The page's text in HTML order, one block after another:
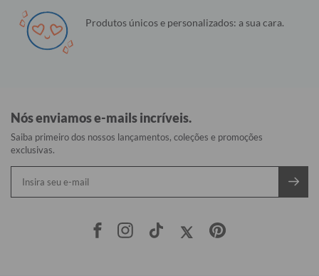
Produtos únicos e personalizados: a sua cara.
Nós enviamos e-mails incríveis.
Saiba primeiro dos nossos lançamentos, coleções e promoções
exclusivas.